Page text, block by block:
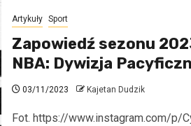
Artykuły Sport
Zapowiedź sezonu
NBA: Dywizja
03/11/2023 Kajetan Dudzik
Fot. https://www.instagram.com/p/